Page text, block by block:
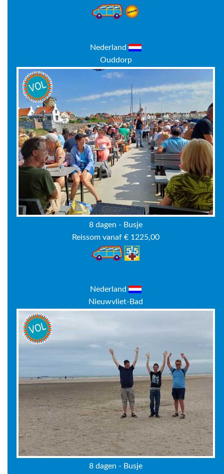
Nederland
Ouddorp
8 dagen - Busje
Reissom vanaf € 1225,00
Nederland
Nieuwvliet-Bad
8 dagen - Busje